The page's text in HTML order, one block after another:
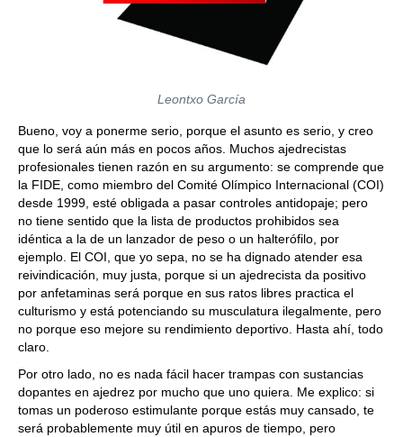
Leontxo García
Bueno, voy a ponerme serio, porque el asunto es serio, y creo
que lo será aún más en pocos años. Muchos ajedrecistas
profesionales tienen razón en su argumento: se comprende que
la FIDE, como miembro del Comité Olímpico Internacional (COI)
desde 1999, esté obligada a pasar controles antidopaje; pero
no tiene sentido que la lista de productos prohibidos sea
idéntica a la de un lanzador de peso o un halterófilo, por
ejemplo. El COI, que yo sepa, no se ha dignado atender esa
reivindicación, muy justa, porque si un ajedrecista da positivo
por anfetaminas será porque en sus ratos libres practica el
culturismo y está potenciando su musculatura ilegalmente, pero
no porque eso mejore su rendimiento deportivo. Hasta ahí, todo
claro.
Por otro lado, no es nada fácil hacer trampas con sustancias
dopantes en ajedrez por mucho que uno quiera. Me explico: si
tomas un poderoso estimulante porque estás muy cansado, te
será probablemente muy útil en apuros de tiempo, pero